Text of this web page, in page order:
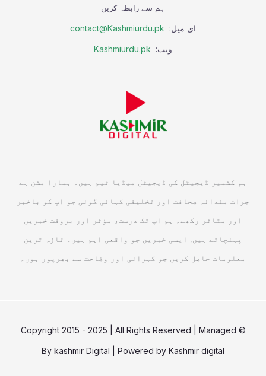
ہم سے رابطہ کریں
ای میل: contact@Kashmiurdu.pk
ویب: Kashmiurdu.pk
ہم کشمیر ڈیجیٹل کی ڈیجیٹل میڈیا ٹیم ہیں۔ ہمارا مشن ہے
جرات مندانہ صحافت اور تخلیقی کہانی گوئی جو آپ کو باخبر
اور متاثر رکھے۔ ہم آپ تک درست، مؤثر اور بروقت خبریں
پہنچاتے ہیں, ایسی خبریں جو واقعی اہم ہیں۔ تازہ ترین
معلومات حاصل کریں جو گہرائی اور وضاحت سے بھرپور ہوں۔
© Copyright 2015 - 2025 | All Rights Reserved | Managed
By kashmir Digital | Powered by Kashmir digital